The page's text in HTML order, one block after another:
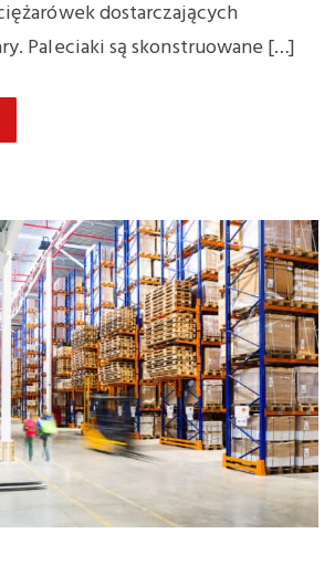
dostarczających
Paleciaki są skonstruowane […]